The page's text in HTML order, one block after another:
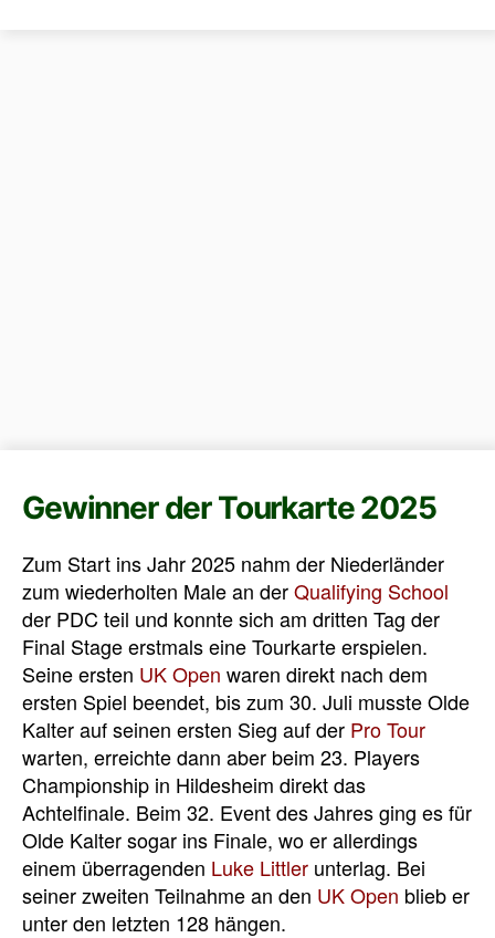
Gewinner der Tourkarte 2025
Zum Start ins Jahr 2025 nahm der Niederländer
zum wiederholten Male an derQualifying School
der PDC teil und konnte sich am dritten Tag der
Final Stage erstmals eine Tourkarte erspielen.
Seine ersten UK Open waren direkt nach dem
ersten Spiel beendet, bis zum 30. Juli musste Olde
Kalter auf seinen ersten Sieg auf der Pro Tour
warten, erreichte dann aber beim 23. Players
Championship in Hildesheim direkt das
Achtelfinale. Beim 32. Event des Jahres ging es für
Olde Kalter sogar ins Finale, wo er allerdings
einem überragenden Luke Littler unterlag. Bei
seiner zweiten Teilnahme an den UK Open blieb er
unter den letzten 128 hängen.